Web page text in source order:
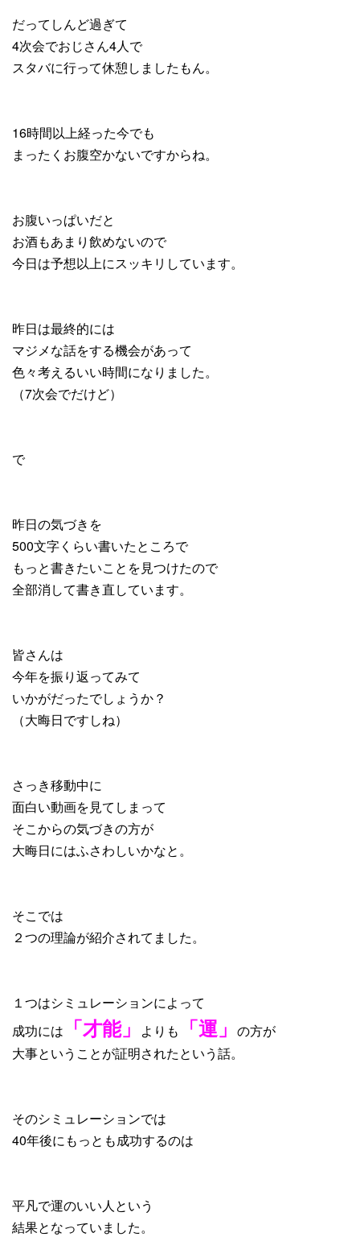
だってしんど過ぎて
4次会でおじさん4人で
スタバに行って休憩しましたもん。
16時間以上経った今でも
まったくお腹空かないですからね。
お腹いっぱいだと
お酒もあまり飲めないので
今日は予想以上にスッキリしています。
昨日は最終的には
マジメな話をする機会があって
色々考えるいい時間になりました。
（7次会でだけど）
で
昨日の気づきを
500文字くらい書いたところで
もっと書きたいことを見つけたので
全部消して書き直しています。
皆さんは
今年を振り返ってみて
いかがだったでしょうか？
（大晦日ですしね）
さっき移動中に
面白い動画を見てしまって
そこからの気づきの方が
大晦日にはふさわしいかなと。
そこでは
２つの理論が紹介されてました。
１つはシミュレーションによって
成功には
「才能」 よりも 「運」 の方が
大事ということが証明されたという話。
そのシミュレーションでは
40年後にもっとも成功するのは
平凡で運のいい人という
結果となっていました。